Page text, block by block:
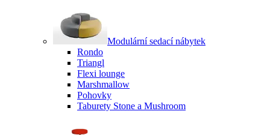
Modulární sedací nábytek
Rondo
Triangl
Flexi lounge
Marshmallow
Pohovky
Taburety Stone a Mushroom